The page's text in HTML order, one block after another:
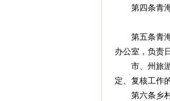
第四条青海
第五条青海
办公室，负责
市、州旅游
定、复核工作
第六条乡村